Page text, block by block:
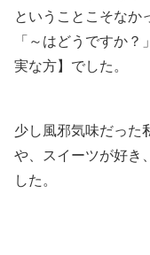
ということこそなか
「～はどうですか
実な方】でした。
少し風邪気味だった
や、スイーツが好き
した。